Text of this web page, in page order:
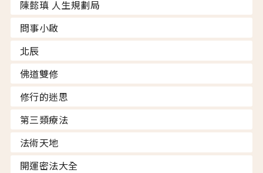
陳懿瑱 人生規劃局
問事小啟
北辰
佛道雙修
修行的迷思
第三類療法
法術天地
開運密法大全